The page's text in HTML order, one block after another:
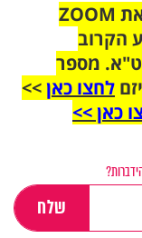
הצטרפו לקבוצת הוואטסאפ לקראת ZOOM
הקרוב
מספר
לחצו כאן>>
כאן >>